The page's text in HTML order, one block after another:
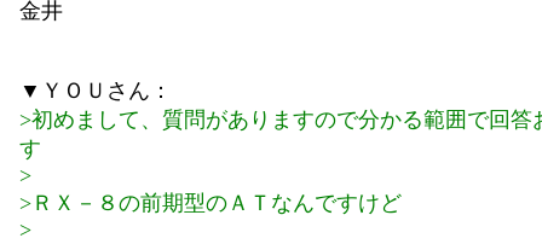
金井
▼ＹＯＵさん：
>初めまして、質問がありますので分かる範囲で回答
す
>
>ＲＸ－８の前期型のＡＴなんですけど
>